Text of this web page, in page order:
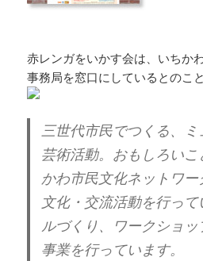
赤レンガをいかす会は、いちか
事務局を窓口にしているとのこと
三世代市民でつくる、ミ
芸術活動。おもしろい
かわ市民文化ネットワ
文化・交流活動を行っ
ルづくり、ワークショ
事業を行っています。